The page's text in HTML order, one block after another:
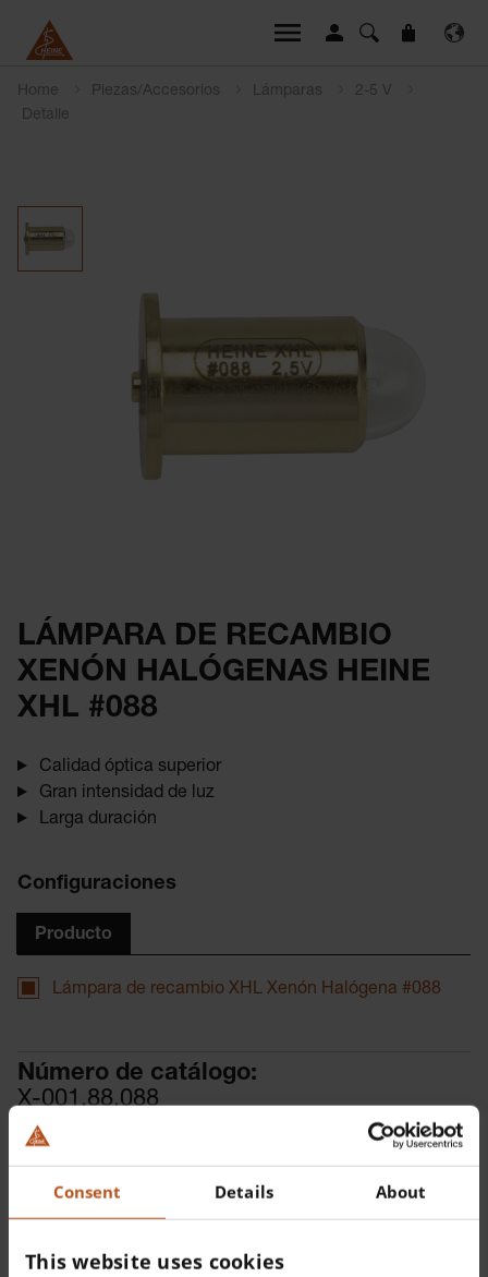
Consent Details About
This website uses cookies
Home Piezas/Accesorios Lámparas
2-5 V
Detalle
LÁMPARA DE RECAMBIO
XENÓN HALÓGENAS HEINE
XHL #088
Calidad óptica superior
Gran intensidad de luz
Larga duración
Configuraciones
Producto
Lámpara de recambio XHL Xenón Halógena #088
Número de catálogo:
X-001.88.088
Encontrar un distribuidor